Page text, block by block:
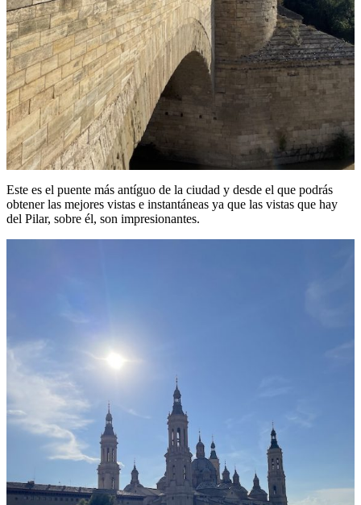
Este es el puente más antíguo de la ciudad y desde el que podrás
obtener las mejores vistas e instantáneas ya que las vistas que hay
del Pilar, sobre él, son impresionantes.